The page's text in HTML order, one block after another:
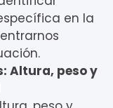
en la
Altura, peso y